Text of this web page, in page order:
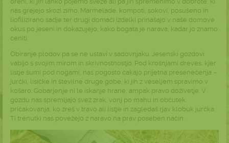
nas grejejo skozi zimo. Marmelade, kompoti, sokovi, posušeno in
liofilizirano sadje ter drugi domači izdelki prinašajo v naše domove
okus po jeseni in dokazujejo, kako bogata je narava, kadar jo znamo
ceniti.
Obiranje plodov pa se ne ustavi v sadovnjaku. Jesenski gozdovi
vabijo s svojim mirom in skrivnostnostjo. Pod krošnjami dreves, kjer
listje šumi pod nogami, nas pogosto čakajo prijetna presenečenja –
jurčki, lisičke in številne druge gobe, ki jih z veseljem spravimo v
košaro. Gobarjenje ni le iskanje hrane, ampak pravo doživetje. V
gozdu nas spremljajo svež zrak, vonj po mahu in občutek
pričakovanja, ko zreš v travo ali listje in zagledaš rjav klobuk jurčka.
Ti trenutki nas povežejo z naravo na prav poseben način.